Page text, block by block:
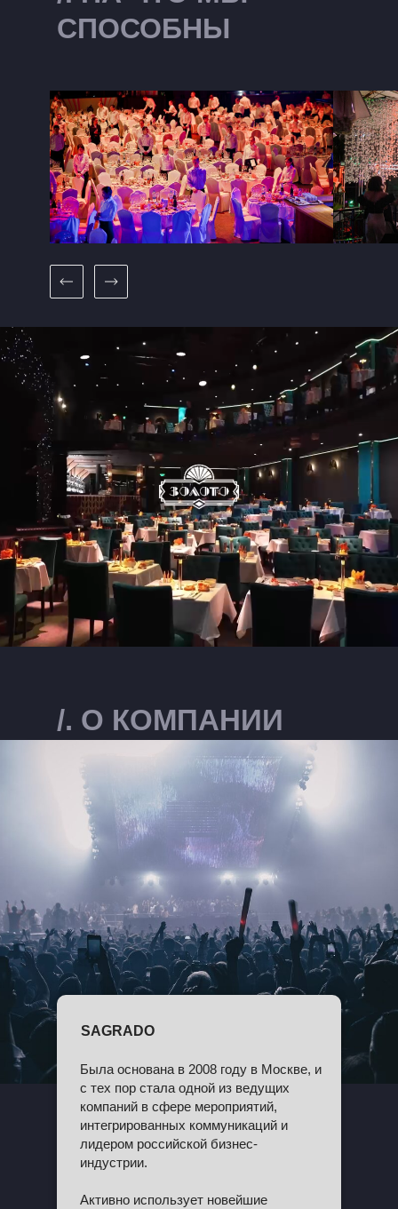
СПОСОБНЫ
SAGRADO
Была основана в 2008 году в Москве, и
с тех пор стала одной из ведущих
компаний в сфере мероприятий,
интегрированных коммуникаций и
лидером российской бизнес-
индустрии.
Активно использует новейшие
/. О КОМПАНИИ